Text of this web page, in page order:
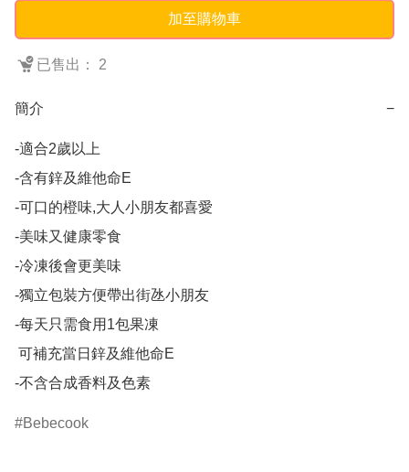
加至購物車
已售出： 2
簡介 −
-適合2歲以上
-含有鋅及維他命E
-可口的橙味,大人小朋友都喜愛
-美味又健康零食
-冷凍後會更美味
-獨立包裝方便帶出街氹小朋友
-每天只需食用1包果凍
-不含合成香料及色素
Bebecook